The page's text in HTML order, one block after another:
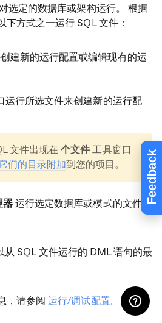
Feedback
选定的数据库或架构运行。 根据
下方式之一运行 SQL 文件：
建新的运行配置或编辑现有的运
运行所选文件来创建新的运行配
文件出现在个文件 工具窗口
们的目录附加到您的项目。
器 运行选定数据库或模式的文件来
SQL 文件运行的 DML 语句的最
，请参阅运行/调试配置。